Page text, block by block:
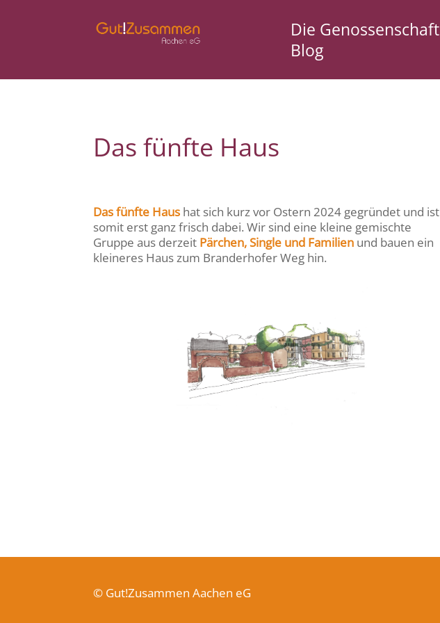
Die Genossenschaft
Blog
Das fünfte Haus
Das fünfte Haus hat sich kurz vor Ostern 2024 gegründet und ist
somit erst ganz frisch dabei. Wir sind eine kleine gemischte
Gruppe aus derzeit Pärchen, Single und Familien und bauen ein
kleineres Haus zum Branderhofer Weg hin.
© Gut!Zusammen Aachen eG